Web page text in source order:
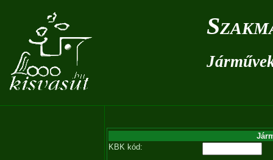
KBK kód: